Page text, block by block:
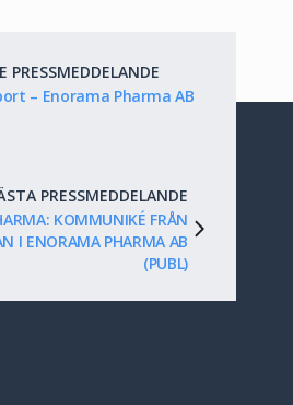
PRESSMEDDELANDE
– Enorama Pharma AB
PRESSMEDDELANDE
KOMMUNIKÉ FRÅN
I ENORAMA PHARMA AB
(PUBL)